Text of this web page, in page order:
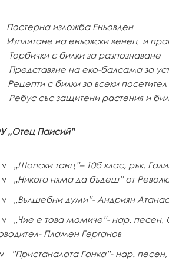
Постерна изложба Еньовден
Изплитане на еньовски венец и
Торбички с билки за разпознаване
Представяне на еко-балсама за
Рецепти с билки за всеки посетител
Ребус със защитени растения и
„Отец Паисий”
v
„Шопски танц”– 10б клас, рък.
v
„Никога няма да бъдеш” от
v
„Вълшебни думи”- Андриян
v
„Чие е това момиче”- нар. песен,
Пламен Герганов
v
”Пристаналата Ганка”- нар.